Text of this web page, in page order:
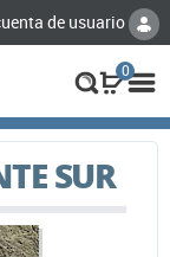
de usuario
0
SUR